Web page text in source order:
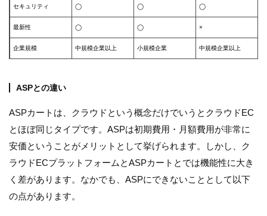
セキュリティ ◯ ◯ ◯
最新性 ◯ ◯ ×
企業規模 中規模企業以上 小規模企業 中規模企業以上
ASPとの違い
ASPカートは、クラウドという概念だけでいうとクラウドEC
とほぼ同じタイプです。ASPは初期費用・月額費用が非常に
安価ということがメリットとして挙げられます。しかし、ク
ラウドECプラットフォームとASPカートとでは機能性に大き
く差があります。なかでも、ASPにできないこととして以下
の点があります。